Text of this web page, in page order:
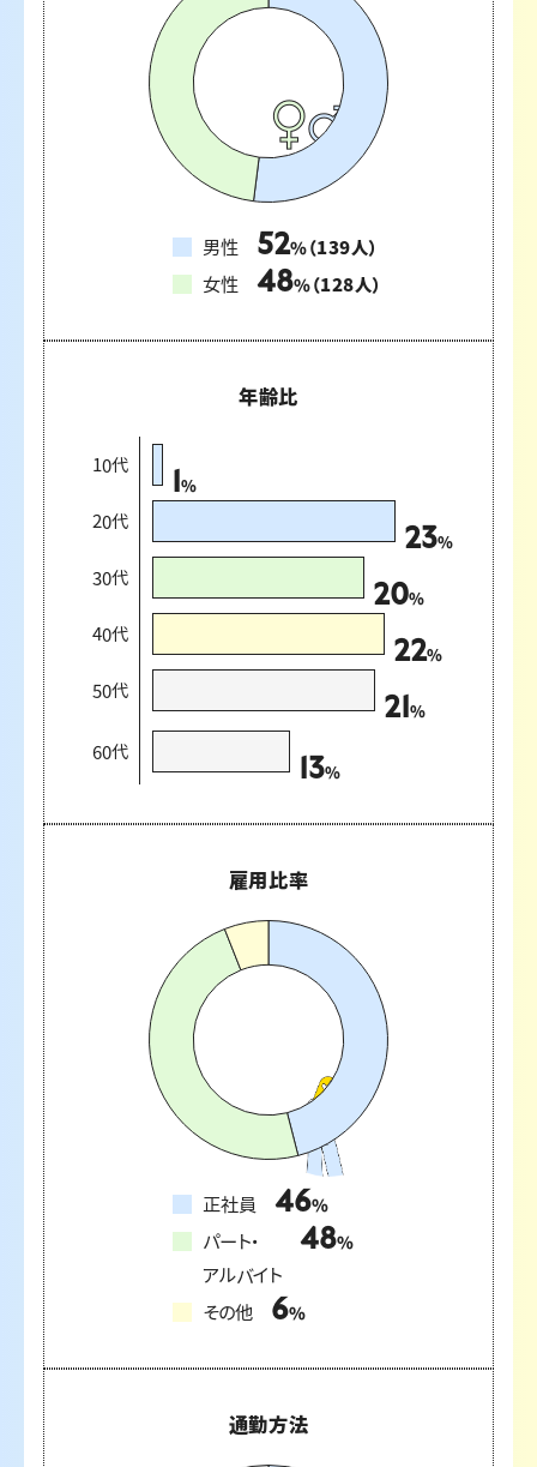
男性 52% （139 人）
女性 48% （128 人）
年齢比
10代 1%
20代 23%
30代 20%
40代 22%
50代 21%
60代 13%
雇用比率
正社員 46%
パート・
アルバイト
48%
その他 6%
通勤方法